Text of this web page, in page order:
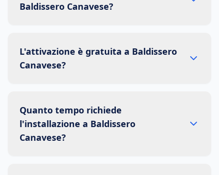
Baldissero Canavese?
L'attivazione è gratuita a Baldissero
Canavese?
Quanto tempo richiede
l'installazione a Baldissero
Canavese?